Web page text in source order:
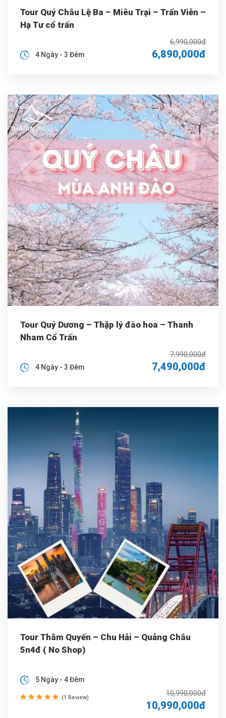
Tour Quý Châu Lệ Ba – Miêu Trại – Trấn Viễn –
Hạ Tư cổ trấn
6,990,000đ
6,890,000đ
4 Ngày - 3 Đêm
Tour Quý Dương – Thập lý đào hoa – Thanh
Nham Cổ Trấn
7,990,000đ
7,490,000đ
4 Ngày - 3 Đêm
Tour Thâm Quyến – Chu Hải – Quảng Châu
5n4đ ( No Shop)
10,990,000đ
10,990,000đ
5 Ngày - 4 Đêm
(1 Review)